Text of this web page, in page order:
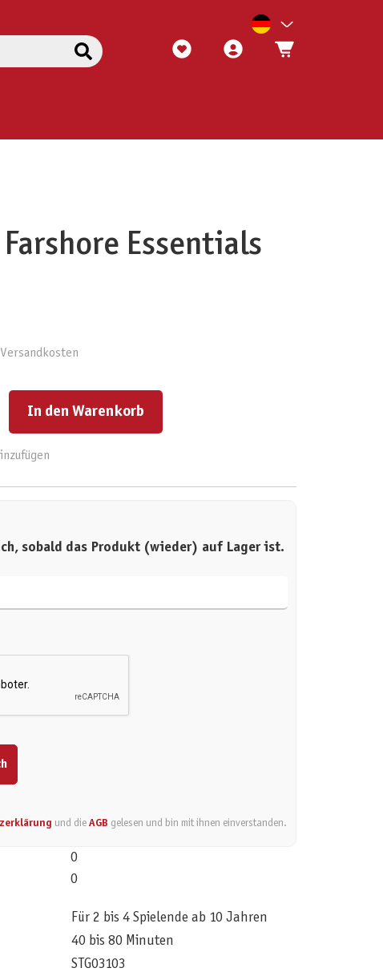
Essentials
In den Warenkorb
sobald das Produkt (wieder) auf Lager ist.
und dieAGB gelesen und bin mit ihnen einverstanden.
0
0
Für 2 bis 4 Spielende ab 10 Jahren
40 bis 80 Minuten
STG03103